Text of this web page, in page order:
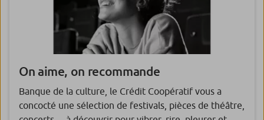
On aime, on recommande
Banque de la culture, le Crédit Coopératif vous a
concocté une sélection de festivals, pièces de théâtre,